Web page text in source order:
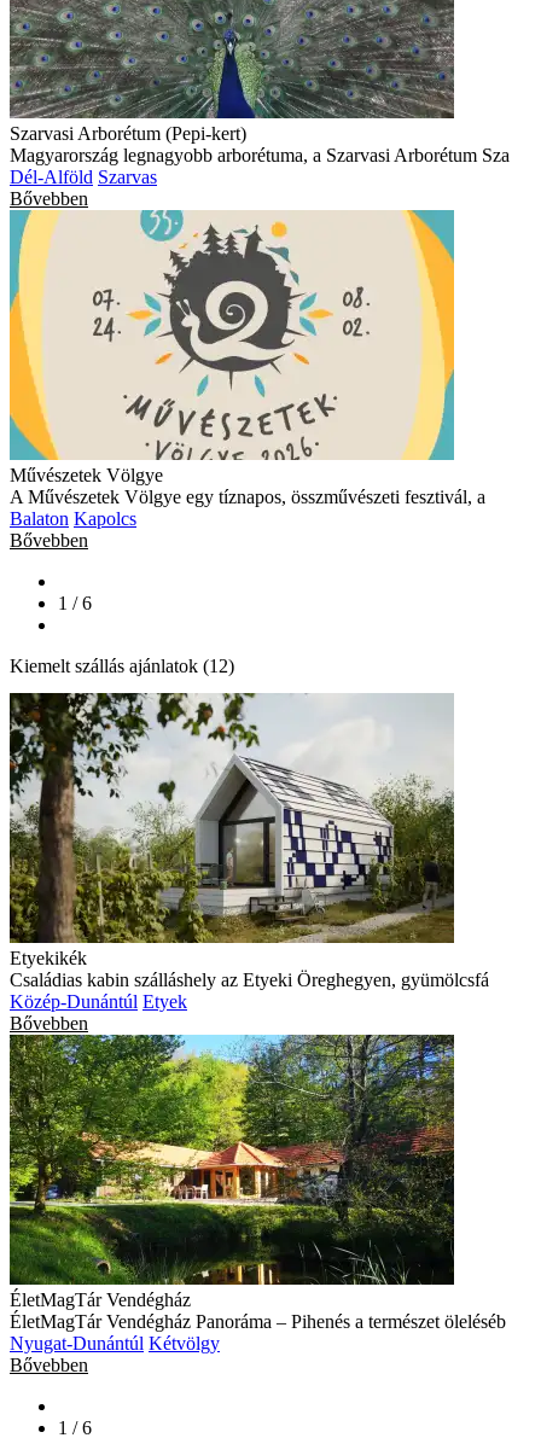
Szarvasi Arborétum (Pepi-kert)
Magyarország legnagyobb arborétuma, a Szarvasi Arborétum Sza
Dél-Alföld Szarvas
Bővebben
Művészetek Völgye
A Művészetek Völgye egy tíznapos, összművészeti fesztivál, a
Balaton Kapolcs
Bővebben
1 / 6
Kiemelt szállás ajánlatok (12)
Etyekikék
Családias kabin szálláshely az Etyeki Öreghegyen, gyümölcsfá
Közép-Dunántúl Etyek
Bővebben
ÉletMagTár Vendégház
ÉletMagTár Vendégház Panoráma – Pihenés a természet öleléséb
Nyugat-Dunántúl Kétvölgy
Bővebben
1 / 6